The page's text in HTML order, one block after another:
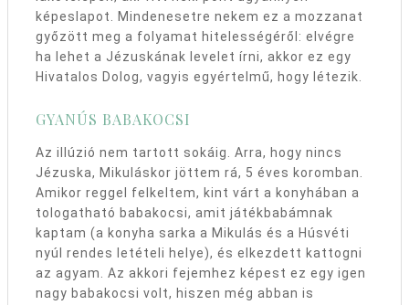
képeslapot. Mindenesetre nekem ez a mozzanat
győzött meg a folyamat hitelességéről: elvégre
ha lehet a Jézuskának levelet írni, akkor ez egy
Hivatalos Dolog, vagyis egyértelmű, hogy létezik.
GYANÚS BABAKOCSI
Az illúzió nem tartott sokáig. Arra, hogy nincs
Jézuska, Mikuláskor jöttem rá, 5 éves koromban.
Amikor reggel felkeltem, kint várt a konyhában a
tologatható babakocsi, amit játékbabámnak
kaptam (a konyha sarka a Mikulás és a Húsvéti
nyúl rendes letételi helye), és elkezdett kattogni
az agyam. Az akkori fejemhez képest ez egy igen
nagy babakocsi volt, hiszen még abban is